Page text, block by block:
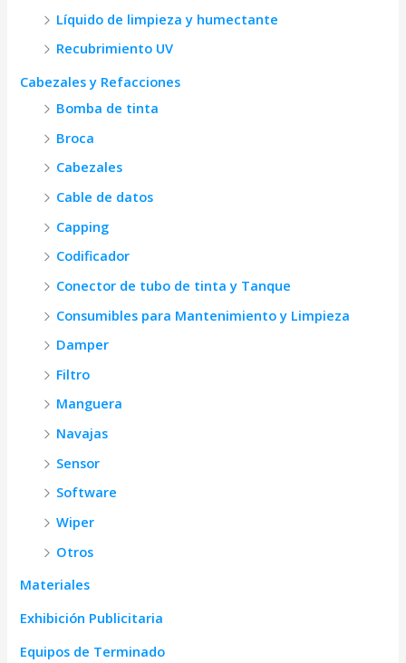
Líquido de limpieza y humectante
Recubrimiento UV
Cabezales y Refacciones
Bomba de tinta
Broca
Cabezales
Cable de datos
Capping
Codificador
Conector de tubo de tinta y Tanque
Consumibles para Mantenimiento y Limpieza
Damper
Filtro
Manguera
Navajas
Sensor
Software
Wiper
Otros
Materiales
Exhibición Publicitaria
Equipos de Terminado